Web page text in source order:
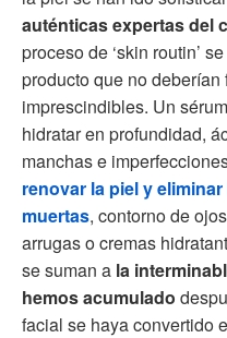
auténticas expertas del
proceso de ‘skin routin’
producto que no deberían
imprescindibles. Un
hidratar en profundidad,
manchas e
renovar la piel y
muertas, contorno de
arrugas o cremas
se suman a la
hemos acumulado
facial se haya convertido